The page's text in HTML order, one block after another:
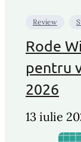
Review
Rode
pentru
2026
13 iulie